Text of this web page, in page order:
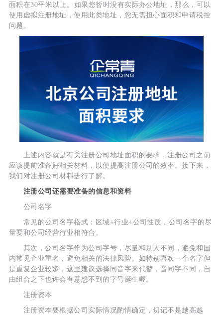
面积在30平米以上。如果您暂时没有实际办公地址，那么，可以
使用虚拟注册地址，使用此类地址，您无需担心面积和申请税控
问题。
上述内容就是有关注册公司地址面积的要求，注册公司之前
应该提前准备好相关材料，以便提高注册公司的效率。接下来，
我们对注册公司材料进行了解。
注册公司还需要准备的信息和资料
公司名字
常见的公司名字格式：区域+行业+公司性质，公司名字的尽
量要和公司经营行业相符合。
其次，公司名字作为公司字号，尽量和别人不同，避免和国
内常见企业重名，避免相关的法律风险。如特别喜欢一个名字但
是重复企业较多，这里建议选择同音字来代替，音同字不同，自
由组合之下也许会有意想不到的字号诞生喔。
注册资本
注册资本要根据公司实际情况酌情确定，切记不是越高越